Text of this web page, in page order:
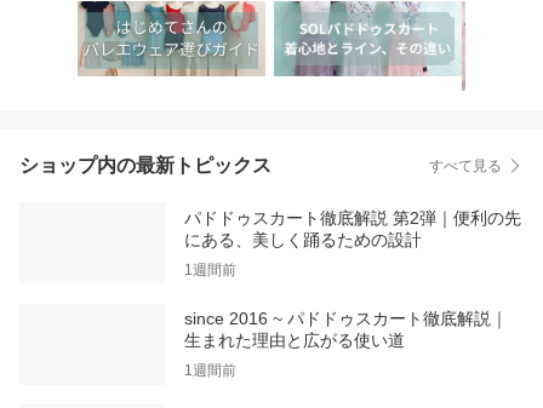
ショップ内の最新トピックス すべて見る
パドドゥスカート徹底解説 第2弾｜便利の先
にある、美しく踊るための設計
1週間前
since 2016 ~ パドドゥスカート徹底解説｜
生まれた理由と広がる使い道
1週間前